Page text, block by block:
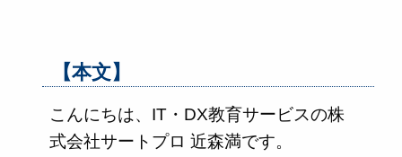
【本文】
こんにちは、IT・DX教育サービスの株
式会社サートプロ 近森満です。